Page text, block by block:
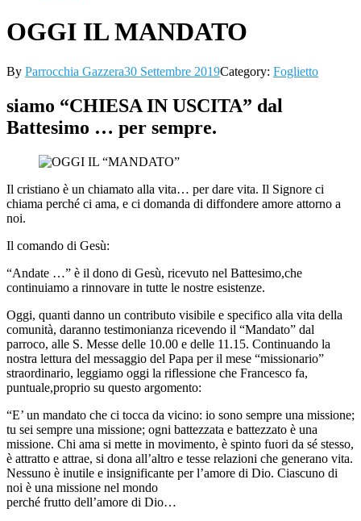
OGGI IL MANDATO
By Parrocchia Gazzera30 Settembre 2019Category: Foglietto
siamo “CHIESA IN USCITA” dal
Battesimo … per sempre.
Il cristiano è un chiamato alla vita… per dare vita. Il Signore ci
chiama perché ci ama, e ci domanda di diffondere amore attorno a
noi.
Il comando di Gesù:
“Andate …” è il dono di Gesù, ricevuto nel Battesimo,che
continuiamo a rinnovare in tutte le nostre esistenze.
Oggi, quanti danno un contributo visibile e specifico alla vita della
comunità, daranno testimonianza ricevendo il “Mandato” dal
parroco, alle S. Messe delle 10.00 e delle 11.15. Continuando la
nostra lettura del messaggio del Papa per il mese “missionario”
straordinario, leggiamo oggi la riflessione che Francesco fa,
puntuale,proprio su questo argomento:
“E’ un mandato che ci tocca da vicino: io sono sempre una missione;
tu sei sempre una missione; ogni battezzata e battezzato è una
missione. Chi ama si mette in movimento, è spinto fuori da sé stesso,
è attratto e attrae, si dona all’altro e tesse relazioni che generano vita.
Nessuno è inutile e insignificante per l’amore di Dio. Ciascuno di
noi è una missione nel mondo
perché frutto dell’amore di Dio…